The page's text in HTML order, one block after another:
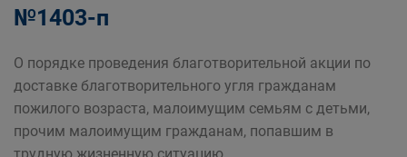
№1403-п
О порядке проведения благотворительной акции по
доставке благотворительного угля гражданам
пожилого возраста, малоимущим семьям с детьми,
прочим малоимущим гражданам, попавшим в